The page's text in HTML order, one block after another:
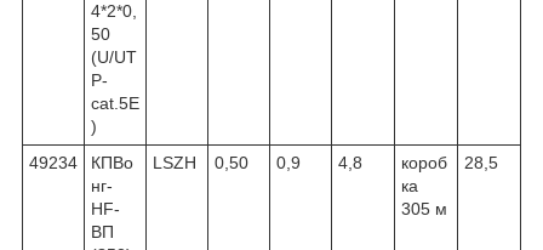
4*2*0,
50
(U/UT
P-
cat.5Е
)
49234
КПВо
нг-
HF-
ВП
LSZH 0,50 0,9 4,8
короб
ка
305 м
28,5